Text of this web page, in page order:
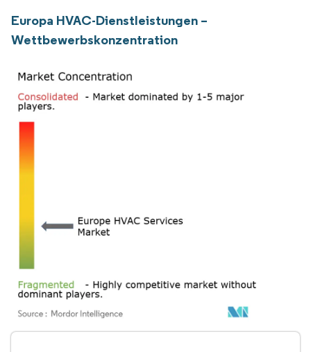
Europa HVAC-Dienstleistungen –
Wettbewerbskonzentration